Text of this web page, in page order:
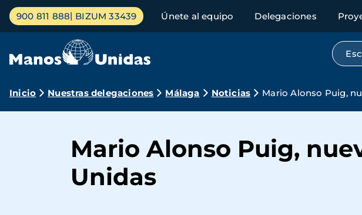
Pasar
contenido
Menú
principal
900 811 888 BIZUM 33439 Únete al equipo Delegaciones
Ruta
navegación
Inicio Nuestras delegaciones Málaga Noticias Mario Alonso Puig,
Mario Alonso Puig,
Unidas